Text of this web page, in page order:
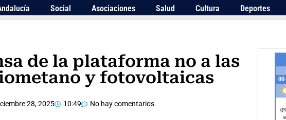
Social Asociaciones Salud Cultura Deportes
de la plataforma no a las
y fotovoltaicas
28, 2025 10:49 No hay comentarios